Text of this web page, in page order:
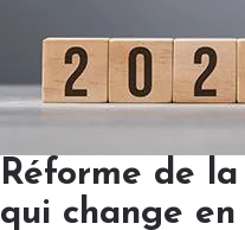
Réforme de la
qui change en